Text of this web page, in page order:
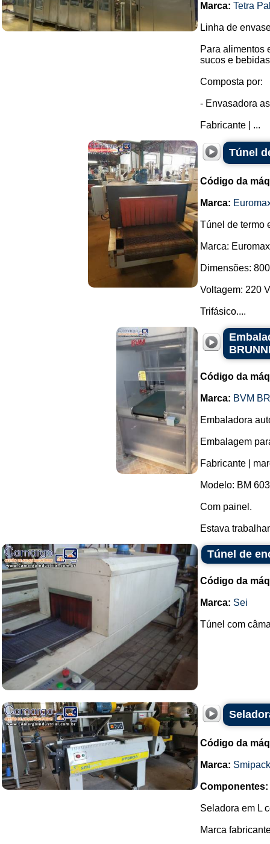
Marca: Tetra
Linha de
Para alimentos
sucos e
Composta por:
- Envasadora
Fabricante | ...
Túnel
Código da
Marca:
Túnel de termo
Marca:
Dimensões:
Voltagem: 220
Trifásico....
Código da
Marca: BVM
Embaladora
Embalagem
Fabricante |
Modelo: BM
Com painel.
Estava
Túnel de
Código da
Marca: Sei
Túnel com
Código da
Marca: Smipack
Componentes:
Seladora em L
Marca